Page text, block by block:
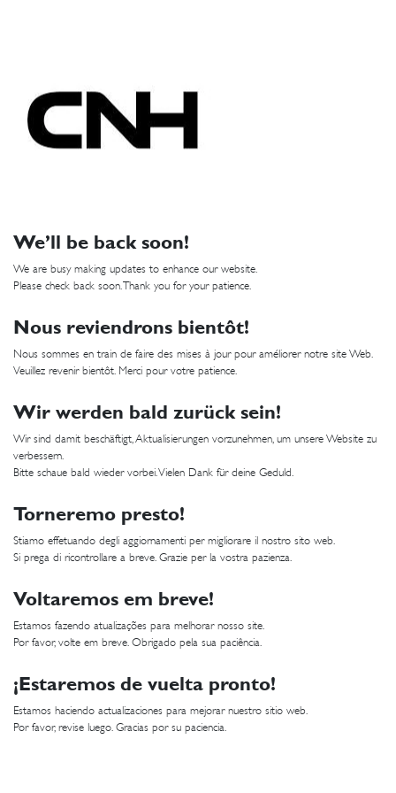
We’ll be back soon!
We are busy making updates to enhance our website.
Please check back soon. Thank you for your patience.
Nous reviendrons bientôt!
Nous sommes en train de faire des mises à jour pour améliorer notre site Web.
Veuillez revenir bientôt. Merci pour votre patience.
Wir werden bald zurück sein!
Wir sind damit beschäftigt, Aktualisierungen vorzunehmen, um unsere Website zu
verbessern.
Bitte schaue bald wieder vorbei. Vielen Dank für deine Geduld.
Torneremo presto!
Stiamo effetuando degli aggiornamenti per migliorare il nostro sito web.
Si prega di ricontrollare a breve. Grazie per la vostra pazienza.
Voltaremos em breve!
Estamos fazendo atualizações para melhorar nosso site.
Por favor, volte em breve. Obrigado pela sua paciência.
¡Estaremos de vuelta pronto!
Estamos haciendo actualizaciones para mejorar nuestro sitio web.
Por favor, revise luego. Gracias por su paciencia.